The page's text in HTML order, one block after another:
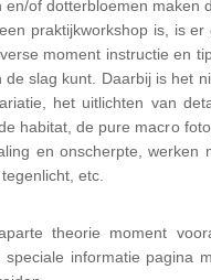
en/of dotterbloemen maken
praktijkworkshop is, is
moment instructie en
de slag kunt. Daarbij is het
het uitlichten van
habitat, de pure macro
en onscherpte, werken
etc.
theorie moment
informatie pagina